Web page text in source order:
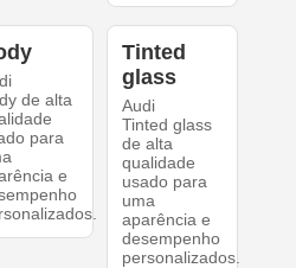
de alta
para
e
Tinted
glass
Audi
Tinted glass
de alta
qualidade
usado para
uma
aparência e
desempenho
personalizados.